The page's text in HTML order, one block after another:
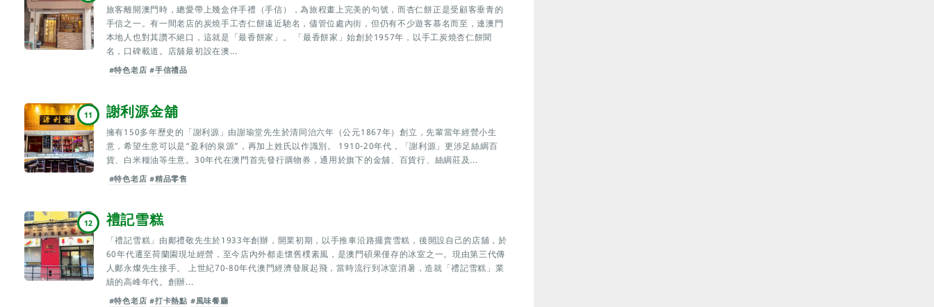
旅客離開澳門時，總愛帶上幾盒伴手禮（手信），為旅程畫上完美的句號，而杏仁餅正是受顧客垂青的
手信之一。有一間老店的炭燒手工杏仁餅遠近馳名，儘管位處內街，但仍有不少遊客慕名而至，連澳門
本地人也對其讚不絕口，這就是「最香餅家」。 「最香餅家」始創於1957年，以手工炭燒杏仁餅聞
名，口碑載道。店舖最初設在澳...
#特色老店 #手信禮品
11 謝利源金舖
擁有150多年歷史的「謝利源」由謝瑜堂先生於清同治六年（公元1867年）創立，先輩當年經營小生
意，希望生意可以是“盈利的泉源”，再加上姓氏以作識別。 1910-20年代，「謝利源」更涉足絲綢百
貨、白米糧油等生意。30年代在澳門首先發行購物券，通用於旗下的金舖、百貨行、絲綢莊及...
#特色老店 #精品零售
12 禮記雪糕
「禮記雪糕」由鄺禮敬先生於1933年創辦，開業初期，以手推車沿路擺賣雪糕，後開設自己的店舖，於
60年代遷至荷蘭園現址經營，至今店內外都走懷舊樸素風，是澳門碩果僅存的冰室之一。現由第三代傳
人鄺永燦先生接手。 上世紀70-80年代澳門經濟發展起飛，當時流行到冰室消暑，造就「禮記雪糕」業
績的高峰年代。創辦...
#特色老店 #打卡熱點 #風味餐廳